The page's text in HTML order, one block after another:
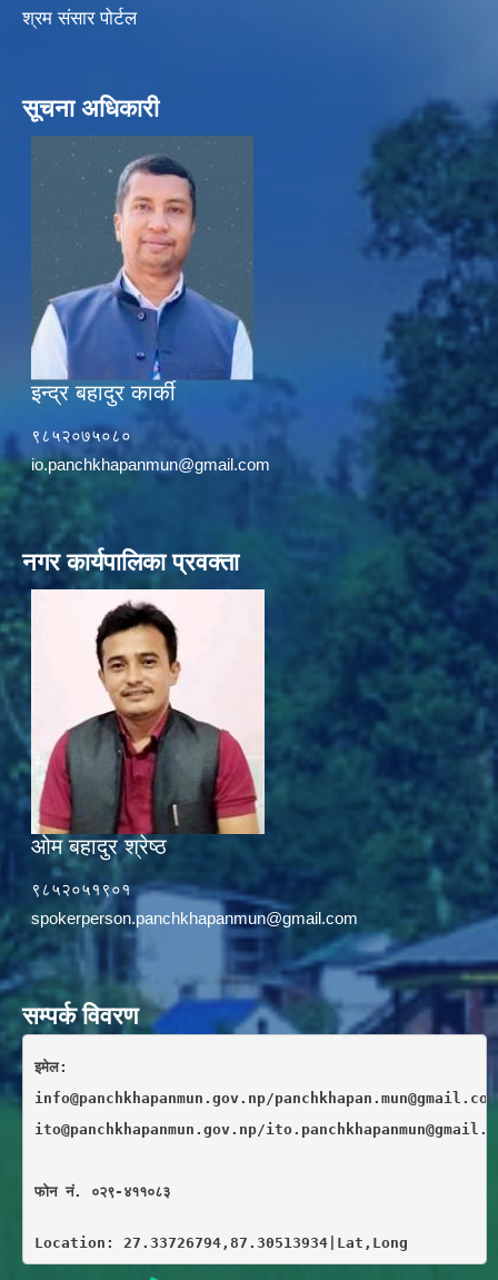
श्रम संसार पोर्टल
सूचना अधिकारी
इन्द्र बहादुर कार्की
९८५२०७५०८०
io.panchkhapanmun@gmail.com
नगर कार्यपालिका प्रवक्ता
ओम बहादुर श्रेष्ठ
९८५२०५१९०१
spokerperson.panchkhapanmun@gmail.com
सम्पर्क विवरण
इमेल:
info@panchkhapanmun.gov.np/
ito@panchkhapanmun.gov.np/
फाेन नं. ०२९-४११०८३
Location: 27.33726794,87.30513934|Lat,Long